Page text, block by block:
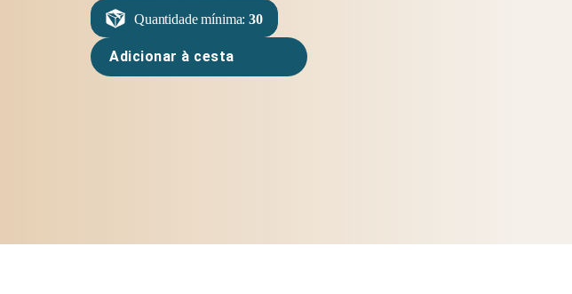
Quantidade mínima:30
Adicionar à cesta